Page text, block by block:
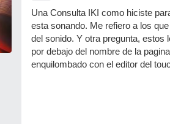
Una Consulta IKI como hiciste
esta sonando. Me refiero a los
del sonido. Y otra pregunta, estos
por debajo del nombre de la
enquilombado con el editor del